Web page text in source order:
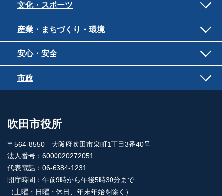
文化・スポーツ
産業・まちづくり・環境
安心・安全
市政
吹田市役所
〒564-8550 大阪府吹田市泉町1丁目3番40号
法人番号：6000020272051
代表電話：06-6384-1231
開庁時間：午前9時から午後5時30分まで
（土曜・日曜・休日、年末年始を除く）